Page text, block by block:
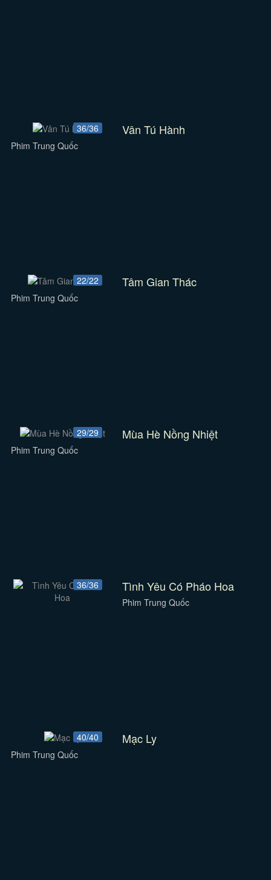
36/36 Vân Tú Hành
Phim Trung Quốc
22/22 Tâm Gian Thác
Phim Trung Quốc
29/29 Mùa Hè Nồng Nhiệt
Phim Trung Quốc
36/36 Tình Yêu Có Pháo Hoa
Phim Trung Quốc
40/40 Mạc Ly
Phim Trung Quốc